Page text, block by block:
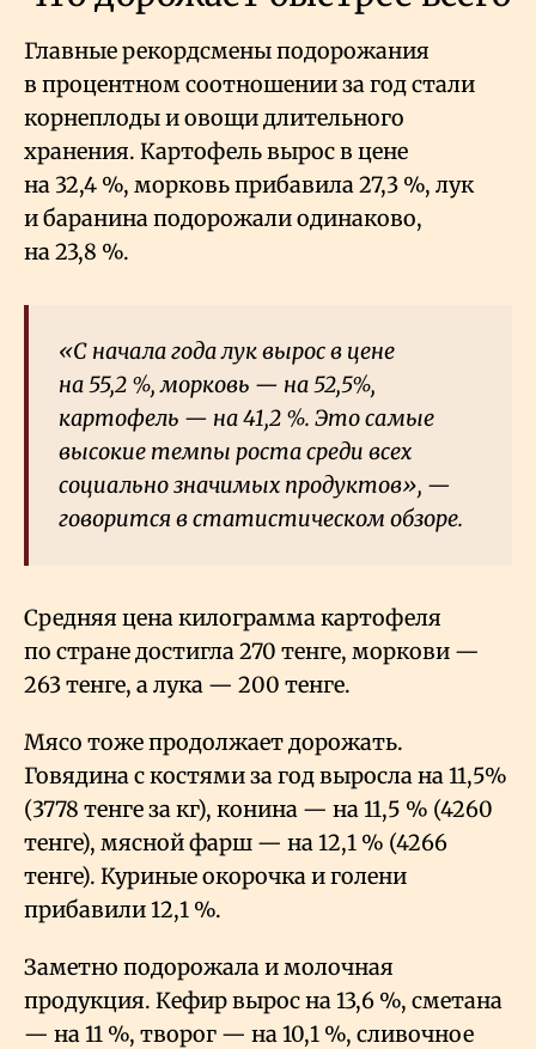
Главные рекордсмены подорожания
в процентном соотношении за год стали
корнеплоды и овощи длительного
хранения. Картофель вырос в цене
на 32,4 %, морковь прибавила 27,3 %, лук
и баранина подорожали одинаково,
на 23,8 %.
«С начала года лук вырос в цене
на 55,2 %, морковь — на 52,5%,
картофель — на 41,2 %. Это самые
высокие темпы роста среди всех
социально значимых продуктов», —
говорится в статистическом обзоре.
Средняя цена килограмма картофеля
по стране достигла 270 тенге, моркови —
263 тенге, а лука — 200 тенге.
Мясо тоже продолжает дорожать.
Говядина с костями за год выросла на 11,5%
(3778 тенге за кг), конина — на 11,5 % (4260
тенге), мясной фарш — на 12,1 % (4266
тенге). Куриные окорочка и голени
прибавили 12,1 %.
Заметно подорожала и молочная
продукция. Кефир вырос на 13,6 %, сметана
— на 11 %, творог — на 10,1 %, сливочное